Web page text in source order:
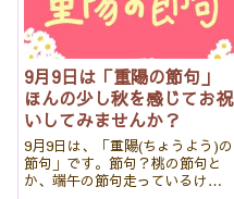
9月9日は「重陽の節句」
ほんの少し秋を感じてお祝
いしてみませんか？
9月9日は、「重陽(ちょうよう)の
節句」です。節句？桃の節句と
か、端午の節句走っているけ